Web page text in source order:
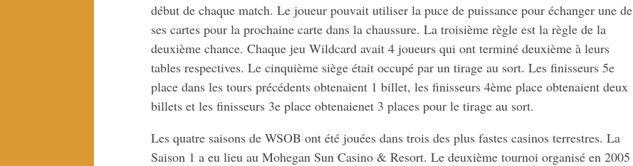
début de chaque match. Le joueur pouvait utiliser la puce de puissance pour échanger une de
ses cartes pour la prochaine carte dans la chaussure. La troisième règle est la règle de la
deuxième chance. Chaque jeu Wildcard avait 4 joueurs qui ont terminé deuxième à leurs
tables respectives. Le cinquième siège était occupé par un tirage au sort. Les finisseurs 5e
place dans les tours précédents obtenaient 1 billet, les finisseurs 4ème place obtenaient deux
billets et les finisseurs 3e place obtenaienet 3 places pour le tirage au sort.
Les quatre saisons de WSOB ont été jouées dans trois des plus fastes casinos terrestres. La
Saison 1 a eu lieu au Mohegan Sun Casino & Resort. Le deuxième tournoi organisé en 2005